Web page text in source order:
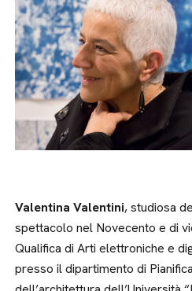
Valentina Valentini, studiosa
spettacolo nel Novecento e di
Qualifica di Arti elettroniche e
presso il dipartimento di